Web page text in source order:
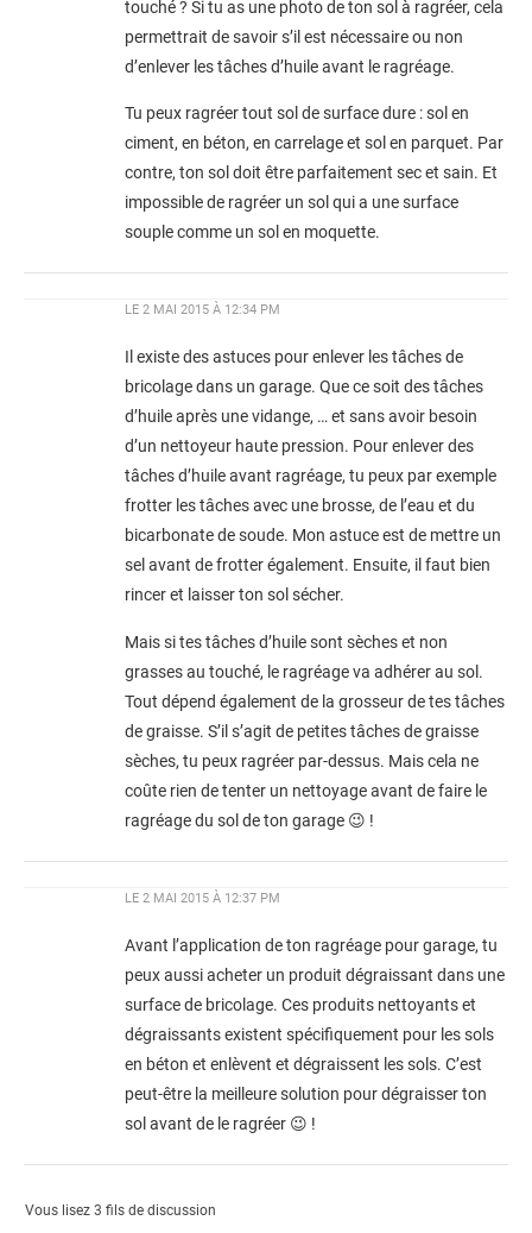
touché ? Si tu as une photo de ton sol à ragréer, cela
permettrait de savoir s’il est nécessaire ou non
d’enlever les tâches d’huile avant le ragréage.
Tu peux ragréer tout sol de surface dure : sol en
ciment, en béton, en carrelage et sol en parquet. Par
contre, ton sol doit être parfaitement sec et sain. Et
impossible de ragréer un sol qui a une surface
souple comme un sol en moquette.
LE 2 MAI 2015 À 12:34 PM
Il existe des astuces pour enlever les tâches de
bricolage dans un garage. Que ce soit des tâches
d’huile après une vidange, … et sans avoir besoin
d’un nettoyeur haute pression. Pour enlever des
tâches d’huile avant ragréage, tu peux par exemple
frotter les tâches avec une brosse, de l’eau et du
bicarbonate de soude. Mon astuce est de mettre un
sel avant de frotter également. Ensuite, il faut bien
rincer et laisser ton sol sécher.
Mais si tes tâches d’huile sont sèches et non
grasses au touché, le ragréage va adhérer au sol.
Tout dépend également de la grosseur de tes tâches
de graisse. S’il s’agit de petites tâches de graisse
sèches, tu peux ragréer par-dessus. Mais cela ne
coûte rien de tenter un nettoyage avant de faire le
ragréage du sol de ton garage 😉 !
LE 2 MAI 2015 À 12:37 PM
Avant l’application de ton ragréage pour garage, tu
peux aussi acheter un produit dégraissant dans une
surface de bricolage. Ces produits nettoyants et
dégraissants existent spécifiquement pour les sols
en béton et enlèvent et dégraissent les sols. C’est
peut-être la meilleure solution pour dégraisser ton
sol avant de le ragréer 😉 !
Vous lisez 3 fils de discussion